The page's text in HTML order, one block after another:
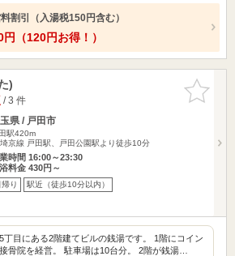
料割引（入湯税150円含む）
円（120円お得！）
お気に入
りに追加
)
/ 3 件
県 / 戸田市
駅420m
京線 戸田駅、戸田公園駅より徒歩10分
時間 16:00～23:30
料金 430円～
帰り 駅近（徒歩10分以内）
丁目にある2階建てビルの銭湯です。 1階にコイン
骨院を経営。 駐車場は10台分。 2階が銭湯…